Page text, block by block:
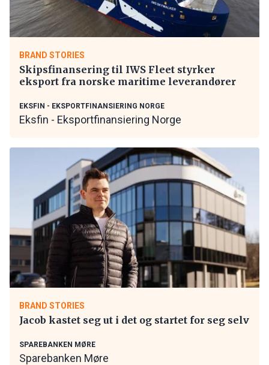
BRAND STORIES
Skipsfinansering til IWS Fleet styrker
eksport fra norske maritime leverandører
EKSFIN - EKSPORTFINANSIERING NORGE
Eksfin - Eksportfinansiering Norge
BRAND STORIES
Jacob kastet seg ut i det og startet for seg selv
SPAREBANKEN MØRE
Sparebanken Møre